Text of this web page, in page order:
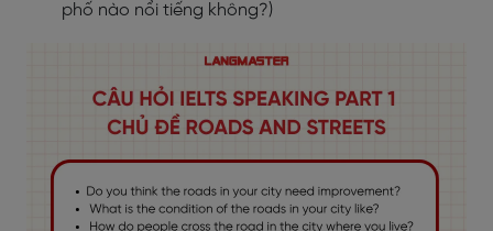
phố nào nổi tiếng không?)